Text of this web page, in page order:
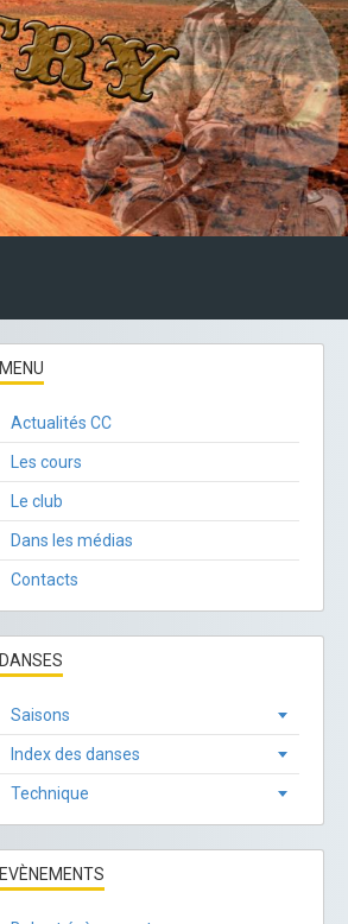
MENU
Actualités CC
Les cours
Le club
Dans les médias
Contacts
DANSES
Saisons
Index des danses
Technique
EVÈNEMENTS